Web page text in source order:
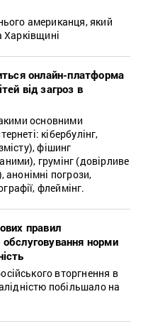
американця, який
Харківщині
онлайн-платформа
від загроз в
основними
кібербулінг,
фішинг
грумінг (довірливе
анонімні погрози,
флеймінг.
правил
обслуговування норми
вторгнення в
побільшало на